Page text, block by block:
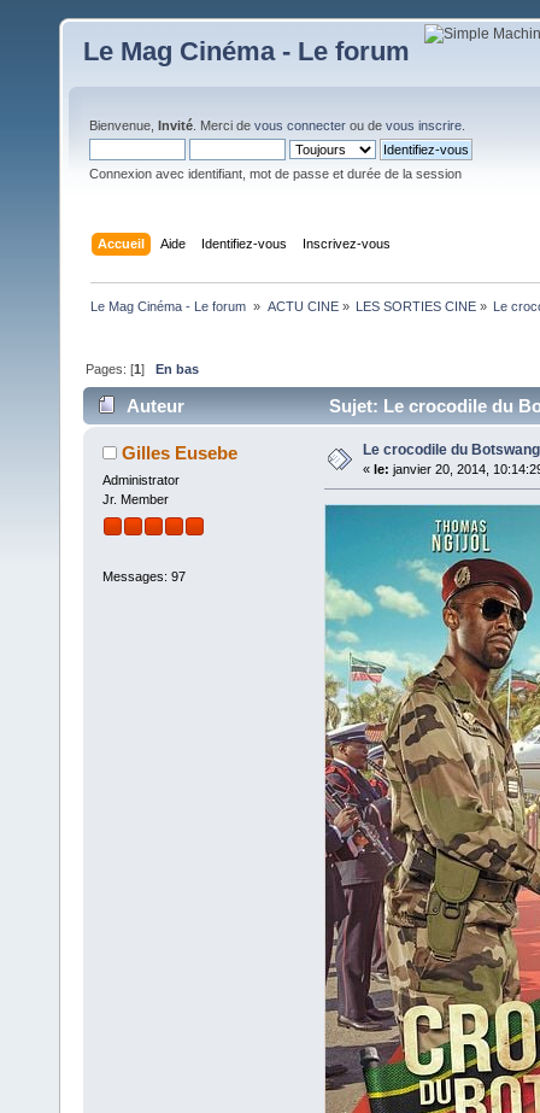
Le Mag Cinéma - Le forum
Bienvenue, Invité . Merci de vous connecter ou de vous inscrire
Connexion avec identifiant, mot de passe et durée de la session
Accueil Aide Identifiez-vous Inscrivez-vous
Le Mag Cinéma - Le forum » ACTU CINE» LES SORTIES CINE» Le
Pages: [1]En bas
Auteur Sujet: Le crocodile du
Gilles Eusebe
Administrator
Jr. Member
Messages: 97
Le crocodile du
« le: janvier 20, 2014,